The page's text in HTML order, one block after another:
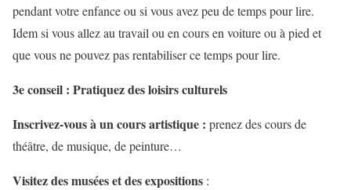
pendant votre enfance ou si vous avez peu de temps pour lire.
Idem si vous allez au travail ou en cours en voiture ou à pied et
que vous ne pouvez pas rentabiliser ce temps pour lire.
3e conseil : Pratiquez des loisirs culturels
Inscrivez-vous à un cours artistique : prenez des cours de
théâtre, de musique, de peinture…
Visitez des musées et des expositions :